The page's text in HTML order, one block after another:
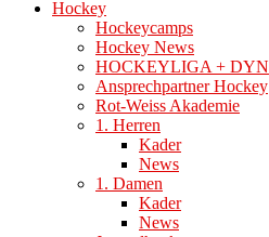
Hockey
Hockeycamps
Hockey News
HOCKEYLIGA + DYN
Ansprechpartner Hockey
Rot-Weiss Akademie
1. Herren
Kader
News
1. Damen
Kader
News